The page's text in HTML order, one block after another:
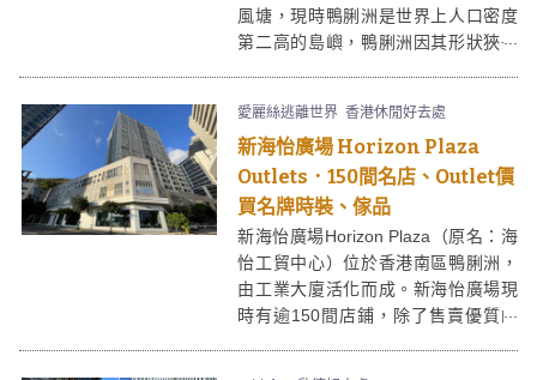
風塘，現時鴨脷洲是世界上人口密度
第二高的島嶼，鴨脷洲因其形狀狹長
南部及中部是山丘，整個島嶼主要是
以住宅為主，集中在島嶼西部、北
部，西南面則有一個規模很小的利南
道工業區。
愛麗絲逃離世界 香港休閒好去處
新海怡廣場 Horizon Plaza
Outlets．150間名店、Outlet價
買名牌時裝、傢品
新海怡廣場Horizon Plaza（原名：海
怡工貿中心）位於香港南區鴨脷洲，
由工業大廈活化而成。新海怡廣場現
時有逾150間店鋪，除了售賣優質的